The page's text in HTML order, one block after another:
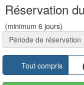
Réservation
(minimum 6 jours)
Période de réservation
Tout compris